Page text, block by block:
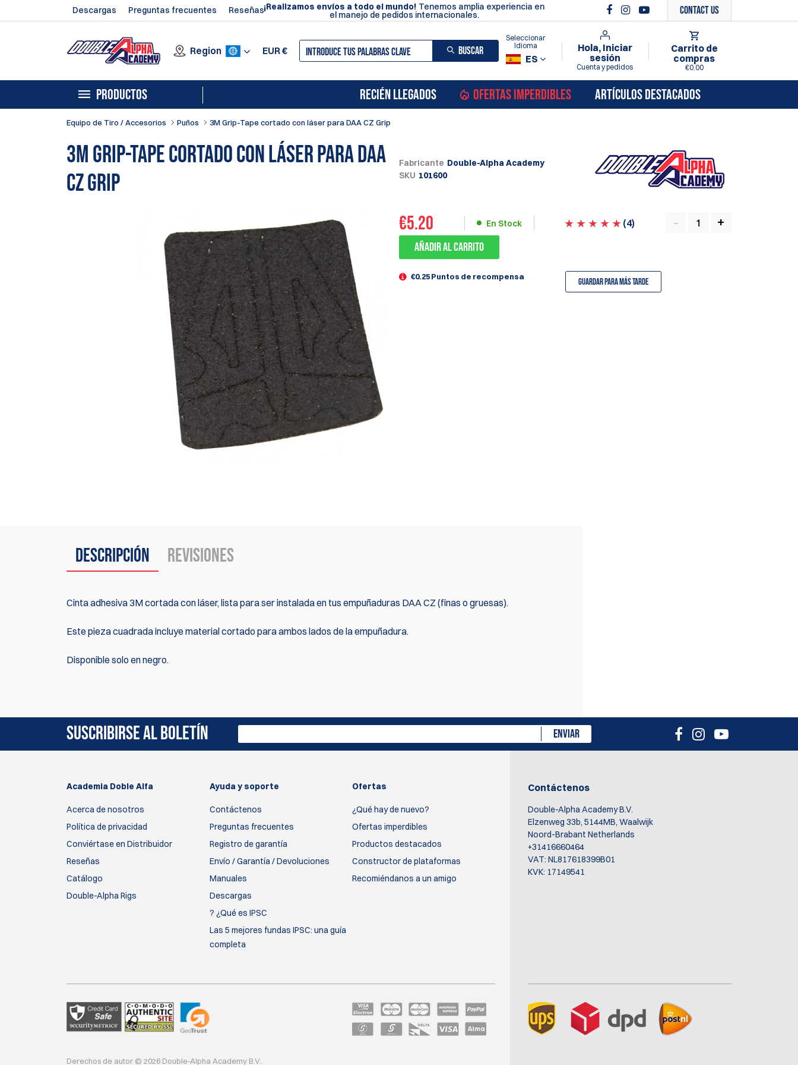
Descargas Preguntas frecuentes Reseñas¡Realizamos envíos a todo el mundo! Tenemos amplia experiencia en
el manejo de pedidos internacionales. Contact Us
Region EUR€ BUSCAR
ES
Seleccionar
Idioma
Hola, Iniciar
sesión
Cuenta y pedidos
Carrito de
compras
€0.00
PRODUCTOS RECIÉN LLEGADOS OFERTAS IMPERDIBLES ARTÍCULOS DESTACADOS
Equipo de Tiro / Accesorios Puños 3M Grip-Tape cortado con láser para DAA CZ Grip
3M Grip-Tape cortado con láser para DAA
CZ Grip
Fabricante Double-Alpha Academy
SKU 101600
€5.20 En Stock (4)
Añadir al carrito
€0.25 Puntos de recompensa Guardar para más tarde
Descripción Revisiones
Cinta adhesiva 3M cortada con láser, lista para ser instalada en tus empuñaduras DAA CZ (finas o gruesas).
Este pieza cuadrada incluye material cortado para ambos lados de la empuñadura.
Disponible solo en negro.
SUSCRIBIRSE AL BOLETÍN ENVIAR
Academia Doble Alfa
Acerca de nosotros
Política de privacidad
Conviértase en Distribuidor
Reseñas
Catálogo
Double-Alpha Rigs
Ayuda y soporte
Contáctenos
Preguntas frecuentes
Registro de garantía
Envío / Garantía / Devoluciones
Manuales
Descargas
? ¿Qué es IPSC
Las 5 mejores fundas IPSC: una guía
completa
Ofertas
¿Qué hay de nuevo?
Ofertas imperdibles
Productos destacados
Constructor de plataformas
Recomiéndanos a un amigo
Contáctenos
Double-Alpha Academy B.V.
Elzenweg 33b, 5144MB, Waalwijk
Noord-Brabant Netherlands
+31416660464
VAT: NL817618399B01
KVK: 17149541
Derechos de autor © 2026 Double-Alpha Academy B.V..